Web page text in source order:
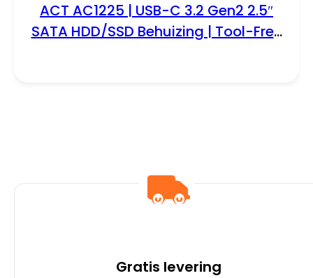
ACT AC1225 | USB-C 3.2 Gen2 2.5″
SATA HDD/SSD Behuizing | Tool-Free
Gratis levering